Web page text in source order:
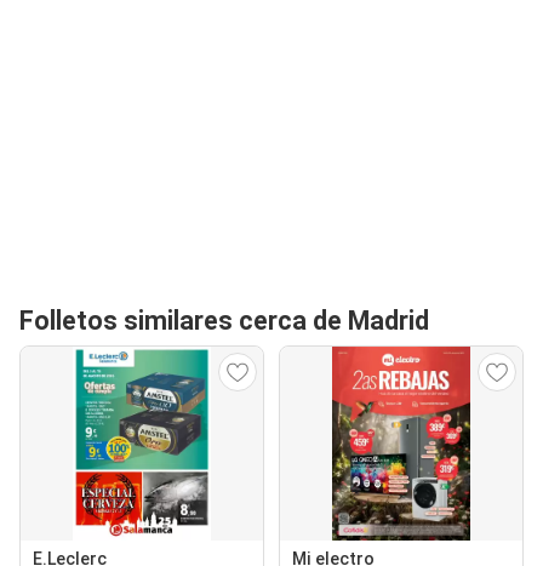
Folletos similares cerca de Madrid
E.Leclerc Mi electro